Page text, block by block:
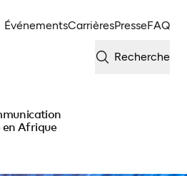
ÉvénementsCarrièresPresseFAQ
Recherche
en Afrique